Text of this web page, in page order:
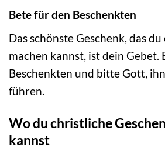
Bete für den Beschenkten
Das schönste Geschenk, das
machen kannst, ist dein Gebet.
Beschenkten und bitte Gott,
führen.
Wo du christliche
kannst